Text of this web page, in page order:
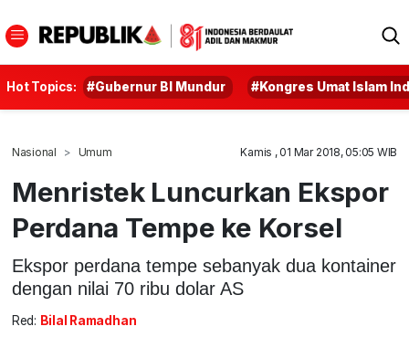
Hot Topics: #Gubernur BI Mundur #Kongres Umat Islam
Nasional Umum Kamis , 01 Mar 2018, 05:05 WIB
Menristek Luncurkan Ekspor
Perdana Tempe ke Korsel
Ekspor perdana tempe sebanyak dua kontainer
dengan nilai 70 ribu dolar AS
Red: Bilal Ramadhan